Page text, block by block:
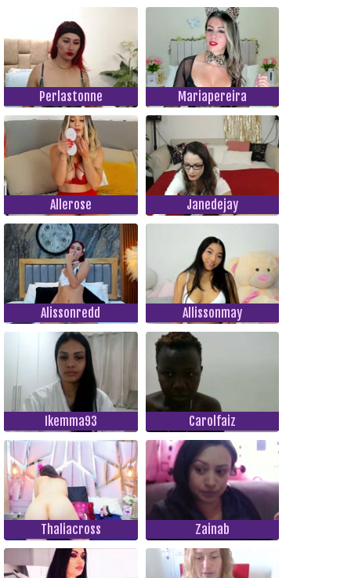
Perlastonne Mariapereira
Allerose Janedejay
Alissonredd Allissonmay
Ikemma93 Carolfaiz
Thaliacross Zainab